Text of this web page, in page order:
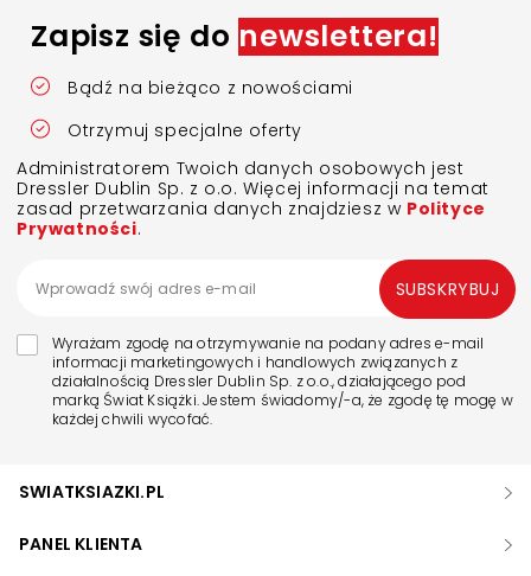
Zapisz się do newslettera!
Bądź na bieżąco z nowościami
Otrzymuj specjalne oferty
Administratorem Twoich danych osobowych jest
Dressler Dublin Sp. z o.o. Więcej informacji na temat
zasad przetwarzania danych znajdziesz w Polityce
Prywatności.
Wyrażam zgodę na otrzymywanie na podany adres e-mail
informacji marketingowych i handlowych związanych z
działalnością Dressler Dublin Sp. z o.o., działającego pod
marką Świat Książki. Jestem świadomy/-a, że zgodę tę mogę w
każdej chwili wycofać.
SUBSKRYBUJ
SWIATKSIAZKI.PL
PANEL KLIENTA